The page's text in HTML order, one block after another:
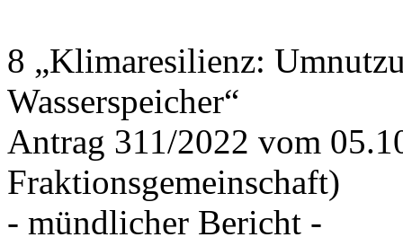
8 „Klimaresilienz:
Wasserspeicher“
Antrag 311/2022 vom
Fraktionsgemeinschaft)
- mündlicher Bericht -